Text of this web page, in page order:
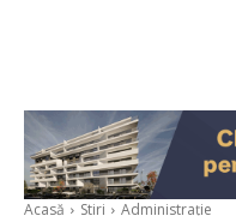
Acasă Stiri Administrație